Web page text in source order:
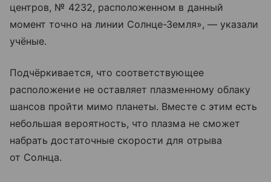
центров, № 4232, расположенном в данный
момент точно на линии Солнце-Земля», — указали
учёные.
Подчёркивается, что соответствующее
расположение не оставляет плазменному облаку
шансов пройти мимо планеты. Вместе с этим есть
небольшая вероятность, что плазма не сможет
набрать достаточные скорости для отрыва
от Солнца.